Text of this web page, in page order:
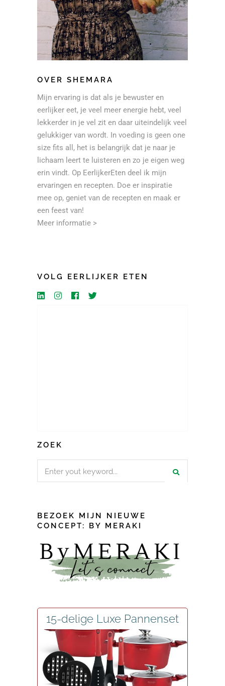
OVER SHEMARA
Mijn ervaring is dat als je bewuster en
eerlijker eet, je veel meer energie hebt, veel
lekkerder in je vel zit en daar uiteindelijk veel
gelukkiger van wordt. In voeding is geen one
size fits all, het is belangrijk dat je naar je
lichaam leert te luisteren en zo je eigen weg
erin vindt. Op EerlijkerEten deel ik mijn
ervaringen en recepten. Doe er inspiratie
mee op, geniet van de recepten en maak er
een feest van!
Meer informatie >
VOLG EERLIJKER ETEN
ZOEK
BEZOEK MIJN NIEUWE
CONCEPT: BY MERAKI
15-delige Luxe Pannenset